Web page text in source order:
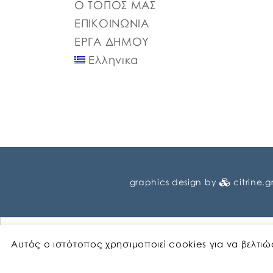
Ο ΤΟΠΟΣ ΜΑΣ
ΕΠΙΚΟΙΝΩΝΙΑ
ΕΡΓΑ ΔΗΜΟΥ
Ελληνικα
graphics design by
Αυτός ο ιστότοπος χρησιμοποιεί cookies για να